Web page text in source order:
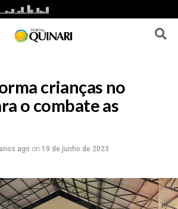
crianças no
o combate as
ago on 19 de junho de 2023